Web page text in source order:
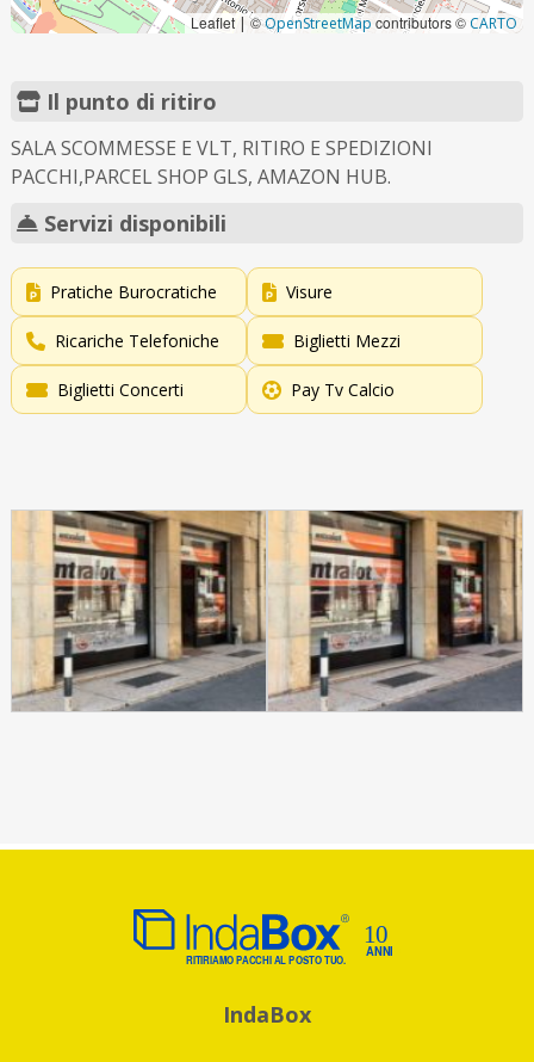
Leaflet | ©OpenStreetMap contributors © CARTO
Il punto di ritiro
SALA SCOMMESSE E VLT, RITIRO E SPEDIZIONI
PACCHI,PARCEL SHOP GLS, AMAZON HUB.
Servizi disponibili
Pratiche Burocratiche Visure
Ricariche Telefoniche Biglietti Mezzi
Biglietti Concerti Pay Tv Calcio
IndaBox